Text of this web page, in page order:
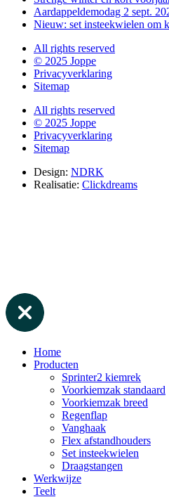
Aardappeldemodag 2 sept.
Nieuw: set insteekwielen om
All rights reserved
© 2025 Joppe
Privacyverklaring
Sitemap
All rights reserved
© 2025 Joppe
Privacyverklaring
Sitemap
Design: NDRK
Realisatie: Clickdreams
Home
Producten
Sprinter2 kiemrek
Voorkiemzak standaard
Voorkiemzak breed
Regenflap
Vanghaak
Flex afstandhouders
Set insteekwielen
Draagstangen
Werkwijze
Teelt